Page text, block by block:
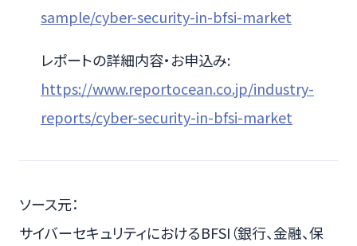
sample/cyber-security-in-bfsi-market
レポートの詳細内容・お申込み:
https://www.reportocean.co.jp/industry-
reports/cyber-security-in-bfsi-market
ソース元：
サイバーセキュリティにおけるBFSI（銀行、金融、保